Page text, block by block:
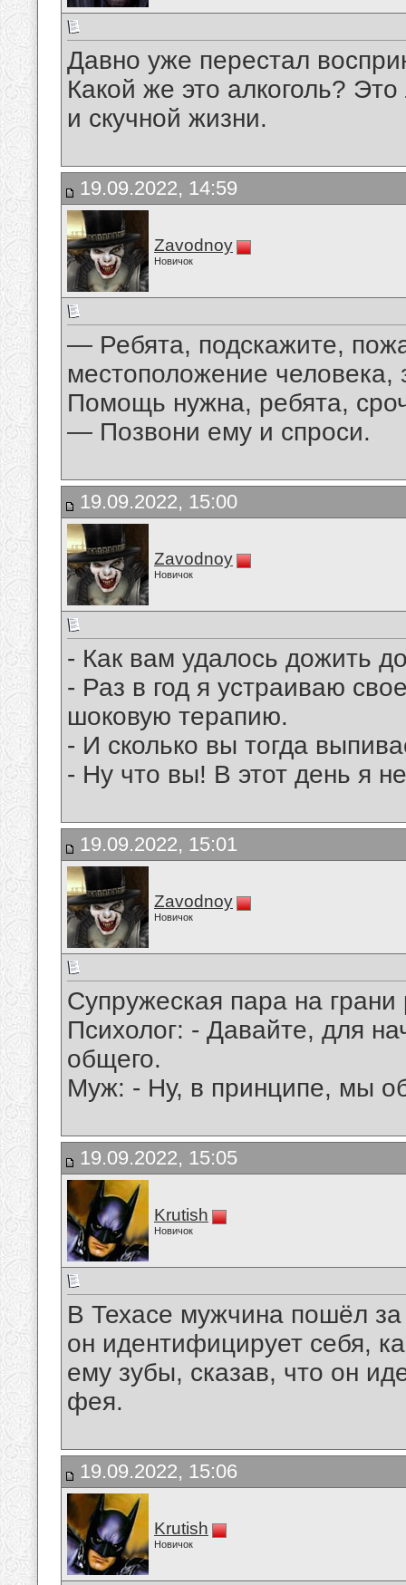
Давно уже перестал
Какой же это алкоголь?
и скучной жизни.
19.09.2022, 14:59
Zavodnoy
Новичок
— Ребята, подскажите,
местоположение
Помощь нужна, ребята,
— Позвони ему и спроси.
19.09.2022, 15:00
Zavodnoy
Новичок
- Как вам удалось дожить
- Раз в год я устраиваю
шоковую терапию.
- И сколько вы тогда
- Ну что вы! В этот день я
19.09.2022, 15:01
Zavodnoy
Новичок
Супружеская пара на грани
Психолог: - Давайте, для
общего.
Муж: - Ну, в принципе, мы
19.09.2022, 15:05
Krutish
Новичок
В Техасе мужчина пошёл
он идентифицирует себя,
ему зубы, сказав, что он
фея.
19.09.2022, 15:06
Krutish
Новичок